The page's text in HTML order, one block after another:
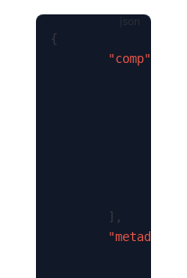
{
"comp"
] ,
"metadata"